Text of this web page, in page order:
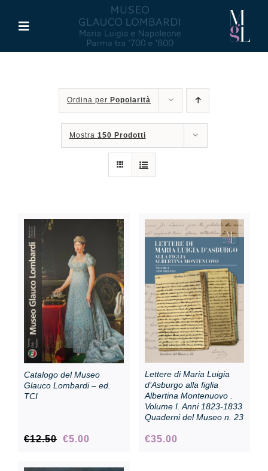
contenuto
Toggle
Maria Luigia d’Asburgo
Attività
Pubblicazioni
Collezione
Contatti e biglietti
Accessibilità
Ordina per Popolarità
Mostra 150 Prodotti
Catalogo del Museo
Glauco Lombardi – ed.
TCI
€12.50 Il
€5.00
Lettere di Maria Luigia
d’Asburgo alla figlia
Albertina Montenuovo .
Volume I. Anni 1823-1833
Quaderni del Museo n. 23
€35.00